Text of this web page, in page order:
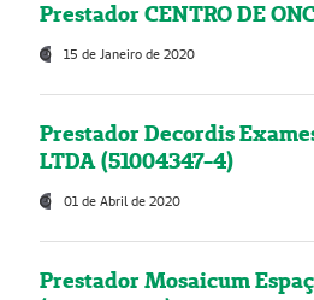
Prestador CENTRO DE
15 de Janeiro de 2020
Prestador Decordis
LTDA (51004347-4)
01 de Abril de 2020
Prestador Mosaicum